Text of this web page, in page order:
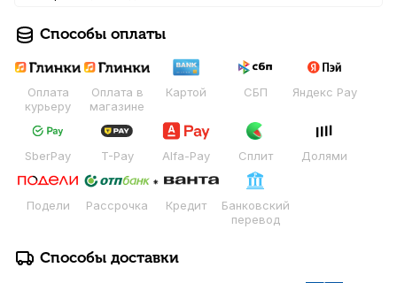
Способы оплаты
Оплата
курьеру
Оплата в
магазине
Картой СБП Яндекс Pay
SberPay T-Pay Alfa-Pay Сплит Долями
Подели Рассрочка Кредит
Банковский
перевод
Способы доставки